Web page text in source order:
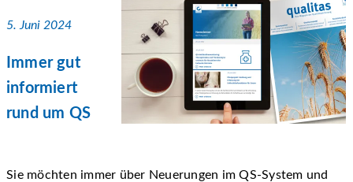
5. Juni 2024
Immer gut
informiert
rund um QS
Sie möchten immer über Neuerungen im QS-System und